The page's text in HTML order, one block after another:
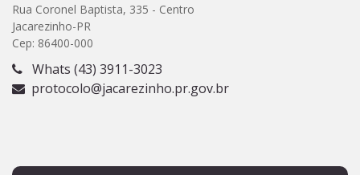
Rua Coronel Baptista, 335 - Centro
Jacarezinho-PR
Cep: 86400-000
Whats (43) 3911-3023
protocolo@jacarezinho.pr.gov.br